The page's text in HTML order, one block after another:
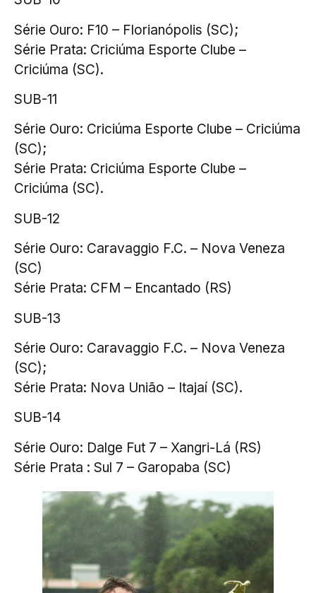
Série Ouro: F10 – Florianópolis (SC);
Série Prata: Criciúma Esporte Clube –
Criciúma (SC).
SUB-11
Série Ouro: Criciúma Esporte Clube – Criciúma
(SC);
Série Prata: Criciúma Esporte Clube –
Criciúma (SC).
SUB-12
Série Ouro: Caravaggio F.C. – Nova Veneza
(SC)
Série Prata: CFM – Encantado (RS)
SUB-13
Série Ouro: Caravaggio F.C. – Nova Veneza
(SC);
Série Prata: Nova União – Itajaí (SC).
SUB-14
Série Ouro: Dalge Fut 7 – Xangri-Lá (RS)
Série Prata : Sul 7 – Garopaba (SC)